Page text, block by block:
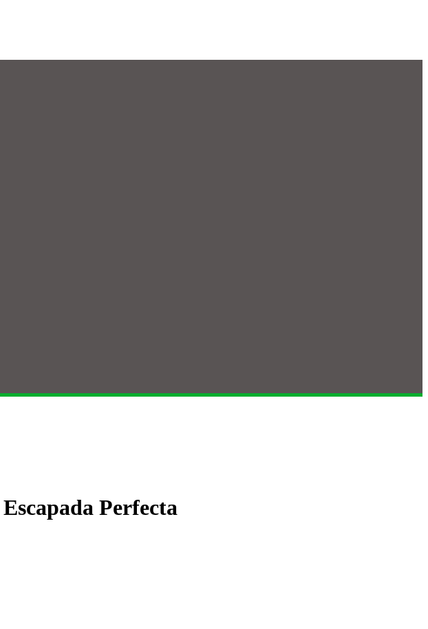
Perfecta